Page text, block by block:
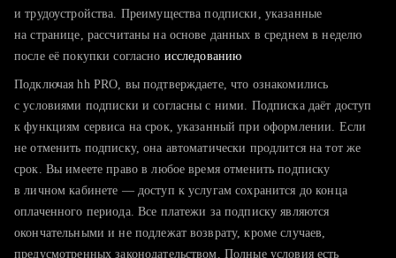
тратите много времени на поиск и вручную поднимаете
хотите сравнить себя с конкурентами и оценить шансы
и трудоустройства. Преимущества подписки, указанные
на странице, рассчитаны на основе данных в среднем в неделю
после её покупки согласно исследованию
Подключая hh PRO, вы подтверждаете, что ознакомились
с условиями подписки и согласны с ними. Подписка даёт доступ
к функциям сервиса на срок, указанный при оформлении. Если
не отменить подписку, она автоматически продлится на тот же
срок. Вы имеете право в любое время отменить подписку
в личном кабинете — доступ к услугам сохранится до конца
оплаченного периода. Все платежи за подписку являются
окончательными и не подлежат возврату, кроме случаев,
предусмотренных законодательством. Полные условия есть